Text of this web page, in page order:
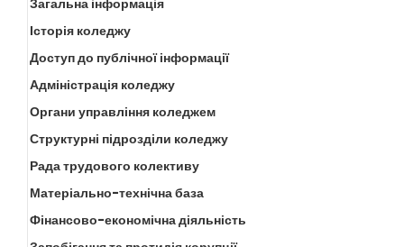
Загальна інформація
Історія коледжу
Доступ до публічної інформації
Адміністрація коледжу
Органи управління коледжем
Структурні підрозділи коледжу
Рада трудового колективу
Матеріально-технічна база
Фінансово-економічна діяльність